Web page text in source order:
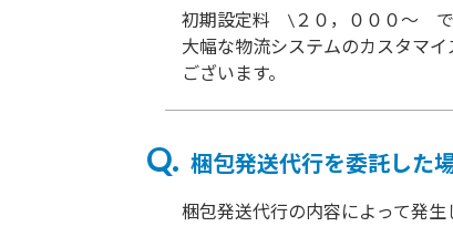
初期設定料 \２０，０００～ で
大幅な物流システムのカスタマ
ございます。
梱包発送代行を委託した
梱包発送代行の内容によって発生